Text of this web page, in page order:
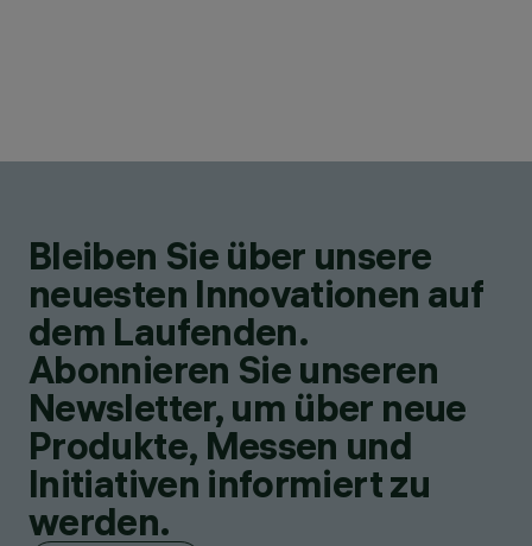
Bleiben Sie über unsere
neuesten Innovationen auf
dem Laufenden.
Abonnieren Sie unseren
Newsletter, um über neue
Produkte, Messen und
Initiativen informiert zu
werden.